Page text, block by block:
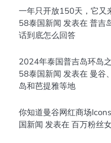
一年只开放150天，它又
58泰国新闻 发表在 普吉
话到底怎么回答
2024年泰国普吉岛环岛
58泰国新闻 发表在 曼谷
岛和芭提雅等地
你知道曼谷网红商场
国新闻 发表在 百万粉丝